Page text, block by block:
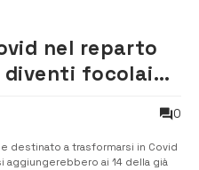
nel reparto
diventi focolaio
0
destinato a trasformarsi in Covid
ai 14 della già